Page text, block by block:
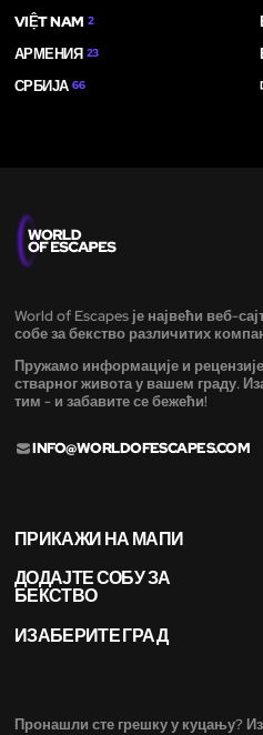
VIỆT NAM 2
АРМЕНИЯ 23
СРБИЈА 66
World of Escapes је највећи веб-
собе за бекство различитих
Пружамо информације и
стварног живота у вашем граду.
тим - и забавите се бежећи!
INFO@WORLDOFESCAPES.COM
ПРИКАЖИ НА МАПИ
ДОДАЈТЕ СОБУ ЗА
БЕКСТВО
ИЗАБЕРИТЕ ГРАД
Пронашли сте грешку у куцању?